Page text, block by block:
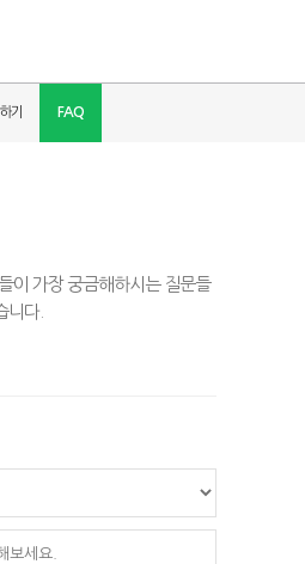
기 FAQ
이 가장 궁금해하시는 질문들
니다.